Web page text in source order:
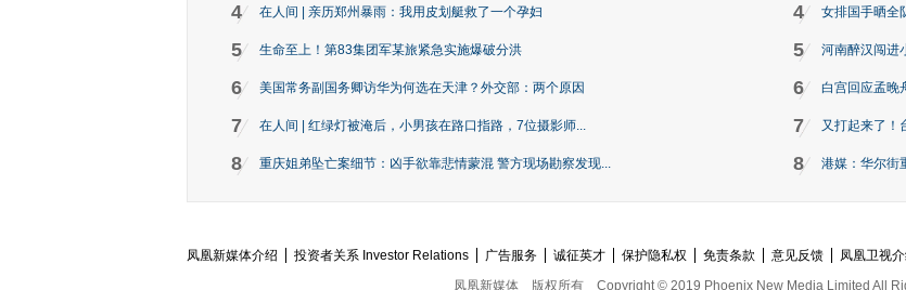
4 在人间 | 亲历郑州暴雨：我用皮划艇救了一个孕妇
5 生命至上！第83集团军某旅紧急实施爆破分洪
6 美国常务副国务卿访华为何选在天津？外交部：两个原因
7 在人间 | 红绿灯被淹后，小男孩在路口指路，7位摄影师...
8 重庆姐弟坠亡案细节：凶手欲靠悲情蒙混 警方现场勘察发现...
4 女排国手晒全
5 河南醉汉闯进
6 白宫回应孟晚
7 又打起来了！
8 港媒：华尔街
凤凰新媒体介绍 投资者关系 Investor Relations 广告服务 诚征英才 保护隐私权 免责条款 意见反馈 凤凰卫视
凤凰新媒体
版权所有 Copyright © 2019 Phoenix New Media Limited All